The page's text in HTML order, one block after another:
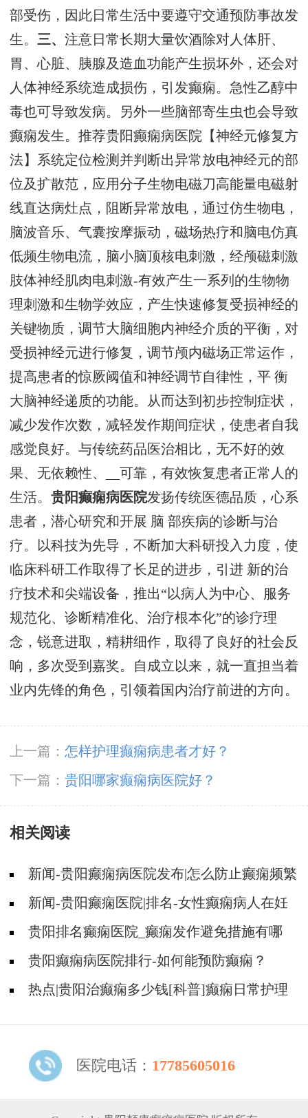
部受伤，因此日常生活中要遵守交通预防事故发
生。 三、 注意日常长期大量饮酒除对人体肝、
胃、心脏、胰腺及造血功能产生损坏外，还会对
人体神经系统造成损伤，引发癫痫。急性乙醇中
毒也可导致发病。另外一些脑部寄生虫也会导致
癫痫发生。推荐贵阳癫痫病医院【神经元修复方
法】系统定位检测并判断出异常放电神经元的部
位及扩散范，应用分子生物电磁刀高能量电磁射
线直达病灶点，阻断异常放电，通过仿生物电，
脑波音乐、气囊按摩振动，磁场热疗和脑电仿真
低频生物电流，脑小脑顶核电刺激，经颅磁刺激
肢体神经肌肉电刺激-有效产生一系列的生物物
理刺激和生物学效应，产生快速修复受损神经的
关键物质，调节大脑细胞内神经介质的平衡，对
受损神经元进行修复，调节颅内磁场正常运作，
提高患者的惊厥阈值和神经调节自律性，平 衡
大脑神经递质的功能。从而达到初步控制症状，
减少发作次数，减轻发作期间症状，使患者自我
感觉良好。与传统药品医治相比，无不好的效
果、无依赖性、__可靠，有效恢复患者正常人的
生活。 贵阳癫痫病医院发扬传统医德品质，心系
患者，潜心研究和开展 脑 部疾病的诊断与治
疗。以科技为先导，不断加大科研投入力度，使
临床科研工作取得了长足的进步，引进 新的治
疗技术和尖端设备，推出“以病人为中心、服务
规范化、诊断精准化、治疗根本化”的诊疗理
念，锐意进取，精耕细作，取得了良好的社会反
响，多次受到嘉奖。自成立以来，就一直担当着
业内先锋的角色，引领着国内治疗前进的方向。
上一篇： 怎样护理癫痫病患者才好？
下一篇： 贵阳哪家癫痫病医院好？
相关阅读
新闻-贵阳癫痫病医院发布|怎么防止癫痫频繁
发作?新闻-贵阳癫痫医院|排名-女性癫痫病人在妊
娠期要注意哪些护理？
贵阳排名癫痫医院_癫痫发作避免措施有哪
些？贵阳癫痫病医院排行-如何能预防癫痫？
热点|贵阳治癫痫多少钱[科普]癫痫日常护理
医院电话： 17785605016